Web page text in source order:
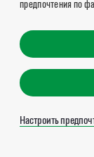
предпочтения по
Настроить